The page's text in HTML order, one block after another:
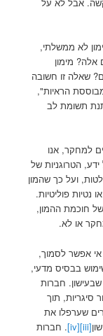
לא ממשלתי,
מימון
שאלה זו חשובה
הראיות",
תשומת לב
למחקר, אנו
הטרוגניות של
ועל כך שהמון
פוליטיות.
חוכמת ההמון,
או לא.
אפשר לסמוך,
בבסיס מדעי,
חברות
סיגריות, תוך
שערפלו את
[iii]
[iv]
. חברות